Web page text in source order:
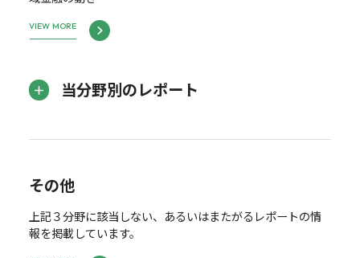
VIEW MORE
当分野別のレポート
その他
上記３分野に該当しない、あるいはまたがるレポートの情
報を掲載しています。